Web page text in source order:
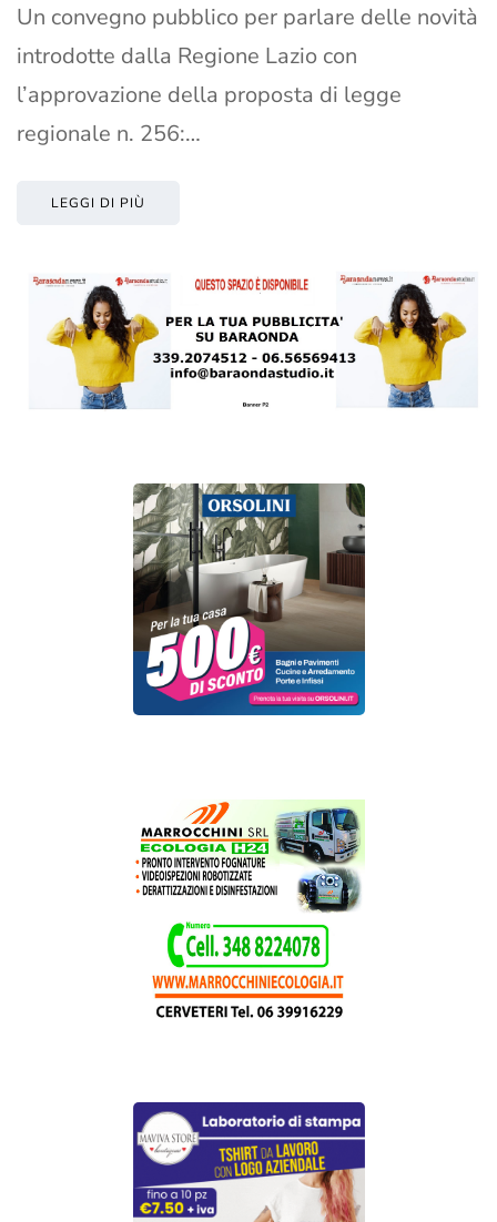
Un convegno pubblico per parlare delle novità
introdotte dalla Regione Lazio con
l’approvazione della proposta di legge
regionale n. 256:…
LEGGI DI PIÙ